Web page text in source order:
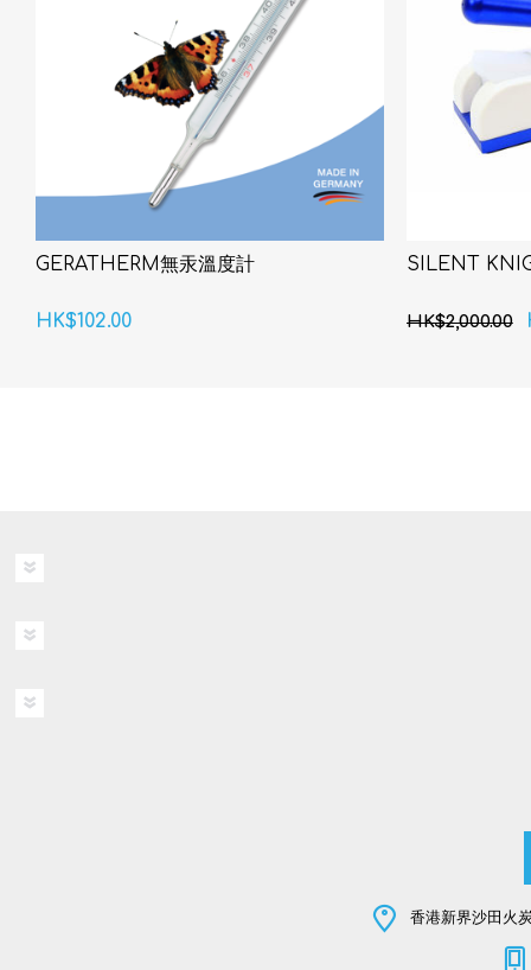
GERATHERM無汞溫度計
HK$102.00
SILENT
HK$2,000.00
香港新界沙田火